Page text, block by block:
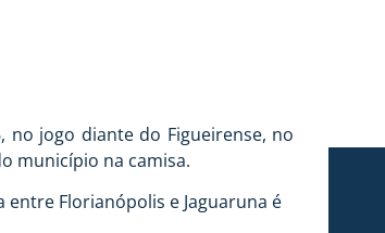
no jogo diante do Figueirense, no
município na camisa.
entre Florianópolis e Jaguaruna é